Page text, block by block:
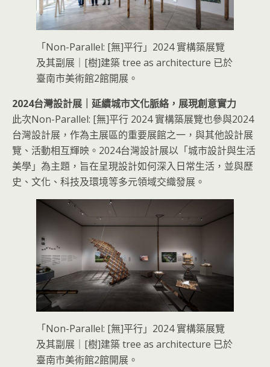
「Non-Parallel: [無]平行」2024 實構築展覽
及其副展｜[樹]建築 tree as architecture 已於
臺南市美術館2館開展。
2024台灣設計展｜延續城市文化脈絡，展現創意實力
此次Non-Parallel: [無]平行 2024 實構築展覽也參與2024
台灣設計展，作為主展區的重要展館之一，與其他設計展
覽、活動相互輝映。2024台灣設計展以「城市設計與生活
美學」為主題，旨在呈現設計如何深入日常生活，並與歷
史、文化、科技及環境等多元領域交織發展。
「Non-Parallel: [無]平行」2024 實構築展覽
及其副展｜[樹]建築 tree as architecture 已於
臺南市美術館2館開展。